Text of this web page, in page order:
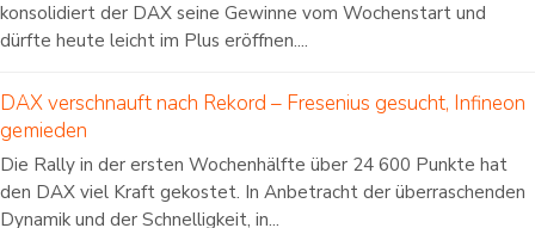
konsolidiert der DAX seine Gewinne vom Wochenstart und
dürfte heute leicht im Plus eröffnen....
DAX verschnauft nach Rekord – Fresenius gesucht, Infineon
gemieden
Die Rally in der ersten Wochenhälfte über 24 600 Punkte hat
den DAX viel Kraft gekostet. In Anbetracht der überraschenden
Dynamik und der Schnelligkeit, in...